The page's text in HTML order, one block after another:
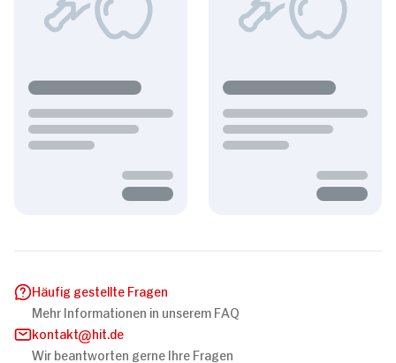
Häufig gestellte Fragen
Mehr Informationen in unserem FAQ
kontakt
hit.de
Wir beantworten gerne Ihre Fragen